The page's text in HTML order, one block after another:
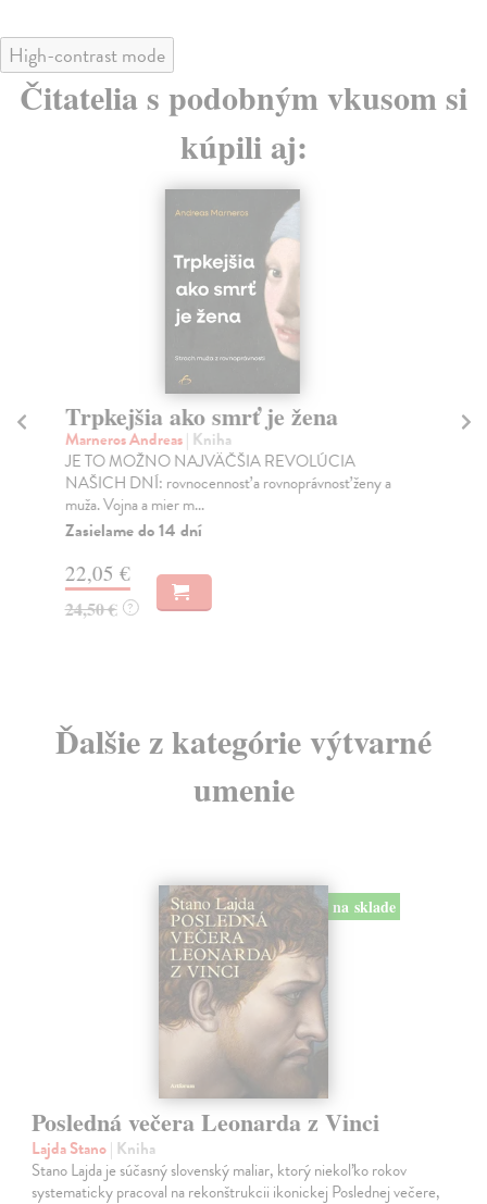
High-contrast mode
Čitatelia s podobným vkusom si
kúpili aj:
Trpkejšia ako smrť je žena
Marneros Andreas| Kniha
JE TO MOŽNO NAJVÄČŠIA REVOLÚCIA
NAŠICH DNÍ: rovnocennosť a rovnoprávnosť ženy a
muža. Vojna a mier m...
Zasielame do 14 dní
22,05 €
24,50 € ?
Ďalšie z kategórie výtvarné
umenie
na sklade
Posledná večera Leonarda z Vinci
Lajda Stano| Kniha
Stano Lajda je súčasný slovenský maliar, ktorý niekoľko rokov
systematicky pracoval na rekonštrukcii ikonickej Poslednej večere,